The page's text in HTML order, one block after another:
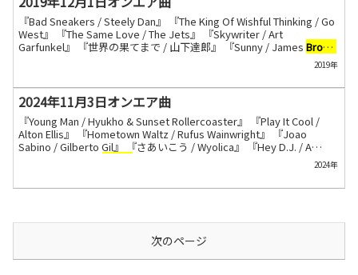
『Bad Sneakers / Steely Dan』 『The King Of Wishful Thinking / Go
West』 『The Same Love / The Jets』 『Skywriter / Art
Garfunkel』 『世界の果てまで / 山下達郎』 『Sunny / JamesBrown
feat. Marva Whitney』 『Day Dreaming / Aretha Franklin』 『(At2019年
2024年11月3日オンエア曲
『Young Man / Hyukho & Sunset Rollercoaster』 『Play It Cool /
Alton Ellis』 『Hometown Waltz / Rufus Wainwright』 『Joao
Sabino / Gilberto Gil』 『さあいこう / Wyolica』 『Hey D.J. / A
』 『Mary Jane (All Night Long) / Mary J.2024年
次のページ